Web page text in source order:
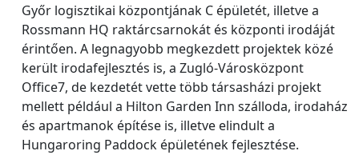
Győr logisztikai központjának C épületét, illetve a
Rossmann HQ raktárcsarnokát és központi irodáját
érintően. A legnagyobb megkezdett projektek közé
került irodafejlesztés is, a Zugló-Városközpont
Office7, de kezdetét vette több társasházi projekt
mellett például a Hilton Garden Inn szálloda, irodaház
és apartmanok építése is, illetve elindult a
Hungaroring Paddock épületének fejlesztése.